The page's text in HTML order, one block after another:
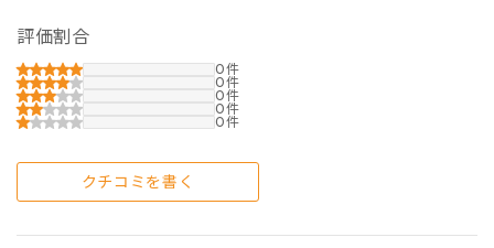
評価割合
0
0
0
0
0
クチコミを書く